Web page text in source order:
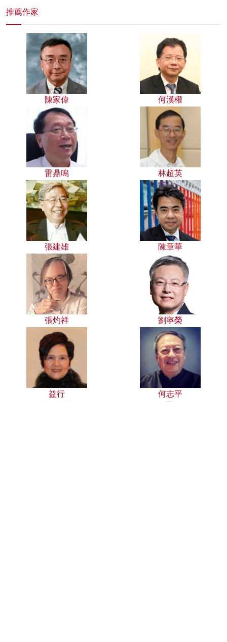
推薦作家
陳家偉 何漢權
雷鼎鳴 林超英
張建雄 陳章華
張灼祥 劉寧榮
益行 何志平